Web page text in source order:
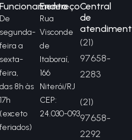
Funcionamento
De
segunda-
feira a
sexta-
feira,
das 8h às
17h
(exceto
feriados)
Endereço
Rua
Visconde
de
Itaboraí,
166
Niterói/RJ
CEP:
24.030-093
Central
de
(21)
97658-
2283
(21)
97658-
2292